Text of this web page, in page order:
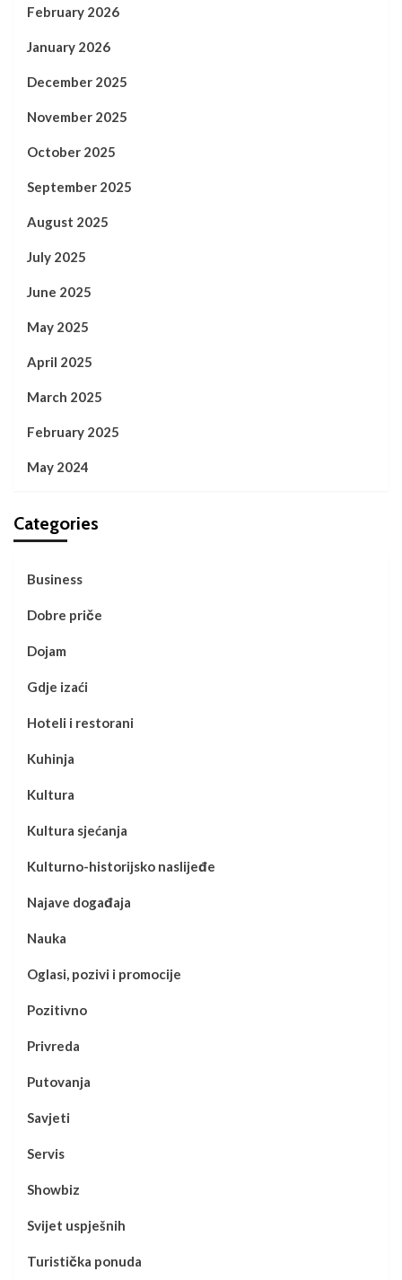
February 2026
January 2026
December 2025
November 2025
October 2025
September 2025
August 2025
July 2025
June 2025
May 2025
April 2025
March 2025
February 2025
May 2024
Categories
Business
Dobre priče
Dojam
Gdje izaći
Hoteli i restorani
Kuhinja
Kultura
Kultura sjećanja
Kulturno-historijsko naslijeđe
Najave događaja
Nauka
Oglasi, pozivi i promocije
Pozitivno
Privreda
Putovanja
Savjeti
Servis
Showbiz
Svijet uspješnih
Turistička ponuda